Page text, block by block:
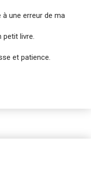
une erreur de ma
petit livre.
et patience.